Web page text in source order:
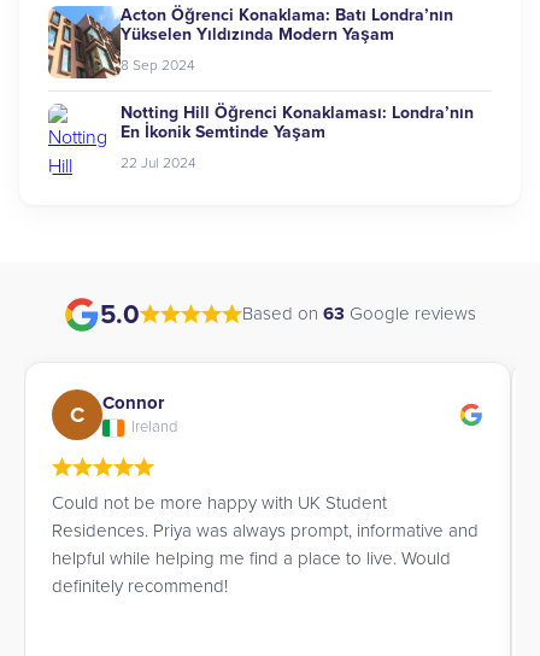
Acton Öğrenci Konaklama: Batı Londra’nın
Yükselen Yıldızında Modern Yaşam
8 Sep 2024
Notting Hill Öğrenci Konaklaması: Londra’nın
En İkonik Semtinde Yaşam
22 Jul 2024
5.0 Based on 63 Google reviews
C Connor
Ireland
Could not be more happy with UK Student
Residences. Priya was always prompt, informative and
helpful while helping me find a place to live. Would
definitely recommend!